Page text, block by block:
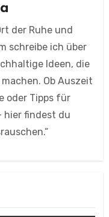
der Ruhe und
schreibe ich über
Ideen, die
Ob Auszeit
oder Tipps für
hier findest du